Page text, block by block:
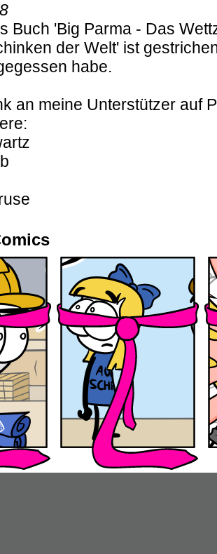
Buch 'Big Parma - Das
der Welt' ist
habe.
an meine Unterstützer auf